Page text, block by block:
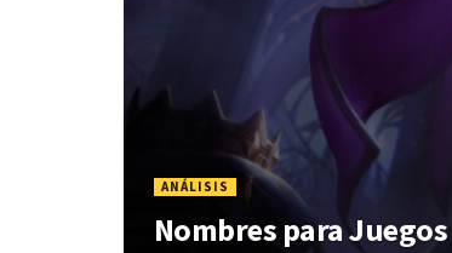
ANÁLISIS
Nombres para